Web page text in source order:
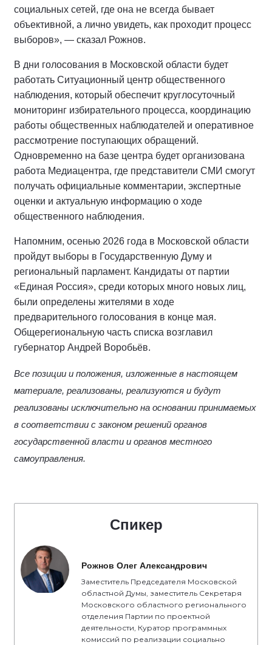
социальных сетей, где она не всегда бывает
объективной, а лично увидеть, как проходит процесс
выборов», — сказал Рожнов.
В дни голосования в Московской области будет
работать Ситуационный центр общественного
наблюдения, который обеспечит круглосуточный
мониторинг избирательного процесса, координацию
работы общественных наблюдателей и оперативное
рассмотрение поступающих обращений.
Одновременно на базе центра будет организована
работа Медиацентра, где представители СМИ смогут
получать официальные комментарии, экспертные
оценки и актуальную информацию о ходе
общественного наблюдения.
Напомним, осенью 2026 года в Московской области
пройдут выборы в Государственную Думу и
региональный парламент. Кандидаты от партии
«Единая Россия», среди которых много новых лиц,
были определены жителями в ходе
предварительного голосования в конце мая.
Общерегиональную часть списка возглавил
губернатор Андрей Воробьёв.
Все позиции и положения, изложенные в настоящем
материале, реализованы, реализуются и будут
реализованы исключительно на основании принимаемых
в соответствии с законом решений органов
государственной власти и органов местного
самоуправления.
Спикер
Рожнов Олег Александрович
Заместитель Председателя Московской
областной Думы, заместитель Секретаря
Московского областного регионального
отделения Партии по проектной
деятельности, Куратор программных
комиссий по реализации социально